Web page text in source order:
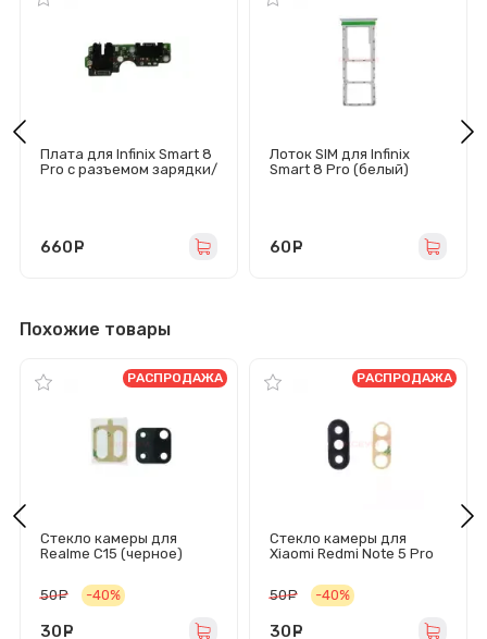
Плата для Infinix Smart 8
Pro с разъемом зарядки/
660
Лоток SIM для Infinix
Smart 8 Pro (белый)
60
Похожие товары
Стекло камеры для
Realme C15 (черное)
РАСПРОДАЖА
50 руб.
-40%
30
Стекло камеры для
Xiaomi Redmi Note 5 Pro
РАСПРОДАЖА
50 руб.
-40%
30